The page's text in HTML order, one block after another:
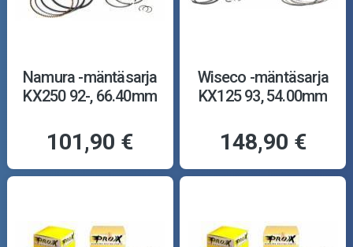
Namura -mäntäsarja
KX250 92-, 66.40mm
101,90 €
Wiseco -mäntäsarja
KX125 93, 54.00mm
148,90 €